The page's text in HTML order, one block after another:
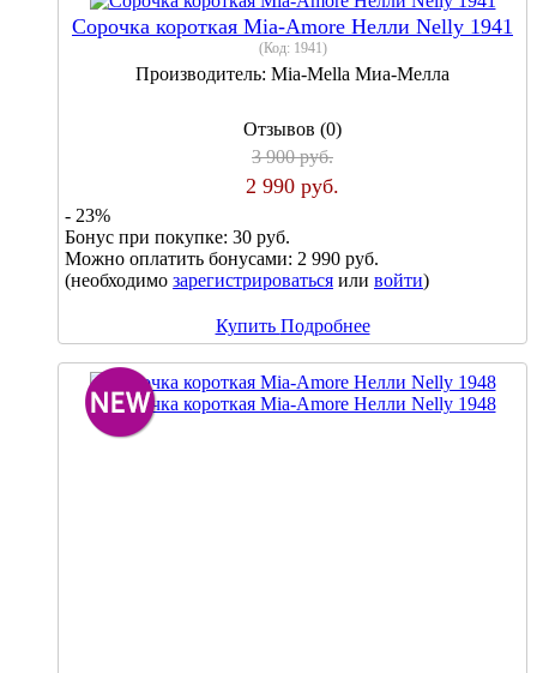
Сорочка короткая Mia-Amore Нелли Nelly 1941
(Код: 1941)
Производитель: Mia-Mella Миа-Мелла
Отзывов (0)
3 900 руб.
2 990 руб.
- 23%
Бонус при покупке: 30 руб.
Можно оплатить бонусами: 2 990 руб.
(необходимо зарегистрироваться или войти)
Купить Подробнее